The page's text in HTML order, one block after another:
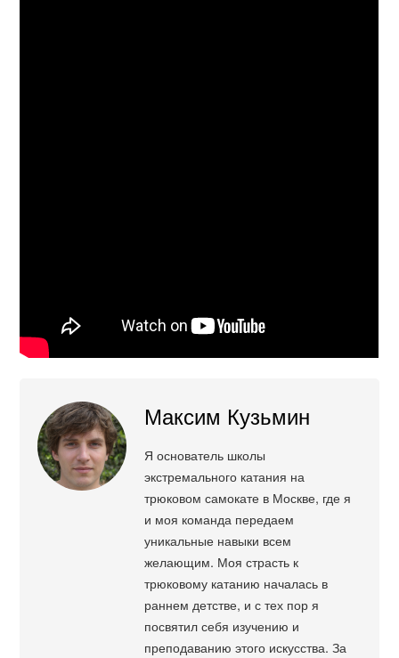
Максим Кузьмин
Я основатель школы
экстремального катания на
трюковом самокате в Москве, где я
и моя команда передаем
уникальные навыки всем
желающим. Моя страсть к
трюковому катанию началась в
раннем детстве, и с тех пор я
посвятил себя изучению и
преподаванию этого искусства. За